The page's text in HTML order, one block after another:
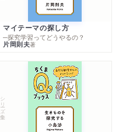
マイテーマの探し方
─探究学習ってどうやるの？
片岡則夫著
シリーズ・全集